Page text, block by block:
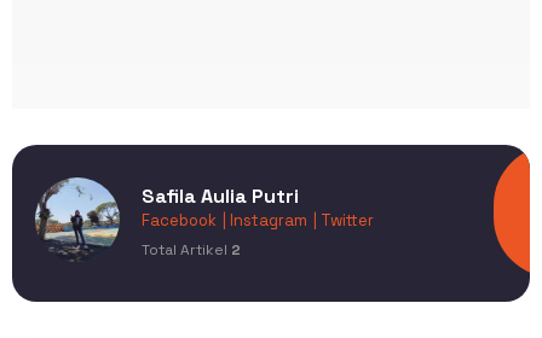
Safila Aulia Putri
Facebook | Instagram | Twitter
Total Artikel 2